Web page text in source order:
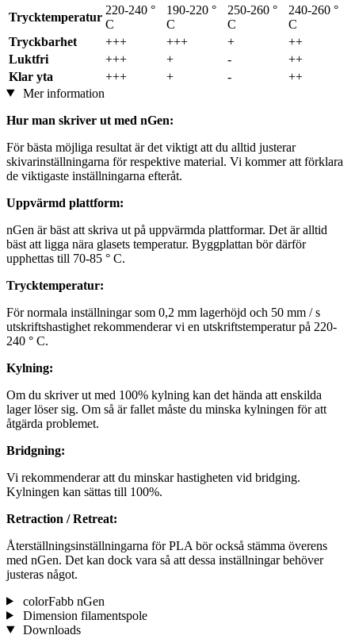
Trycktemperatur
220-240 °
C
190-220 °
C
250-260 °
C
240-260 °
C
Tryckbarhet
+++ +++ +
++
Luktfri
+++ + -
++
Klar yta
+++ + -
++
Mer information
Hur man skriver ut med nGen:
För bästa möjliga resultat är det viktigt att du alltid justerar
skivarinställningarna för respektive material. Vi kommer att förklara
de viktigaste inställningarna efteråt.
Uppvärmd plattform:
nGen är bäst att skriva ut på uppvärmda plattformar. Det är alltid
bäst att ligga nära glasets temperatur. Byggplattan bör därför
upphettas till 70-85 ° C.
Trycktemperatur:
För normala inställningar som 0,2 mm lagerhöjd och 50 mm / s
utskriftshastighet rekommenderar vi en utskriftstemperatur på 220-
240 ° C.
Kylning:
Om du skriver ut med 100% kylning kan det hända att enskilda
lager löser sig. Om så är fallet måste du minska kylningen för att
åtgärda problemet.
Bridgning:
Vi rekommenderar att du minskar hastigheten vid bridging.
Kylningen kan sättas till 100%.
Retraction / Retreat:
Återställningsinställningarna för PLA bör också stämma överens
med nGen. Det kan dock vara så att dessa inställningar behöver
justeras något.
colorFabb nGen
Dimension filamentspole
Downloads